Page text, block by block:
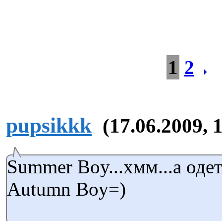
1 2
pupsikkk (17.06.2009,
Summer Boy...хмм...а
Autumn Boy=)